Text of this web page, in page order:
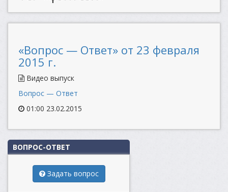
«Вопрос — Ответ» от 23 февраля
2015 г.
Видео выпуск
Вопрос — Ответ
01:00 23.02.2015
ВОПРОС-ОТВЕТ
Задать вопрос